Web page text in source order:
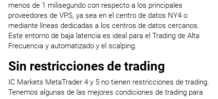
menos de 1 milisegundo con respecto a los principales
proveedores de VPS, ya sea en el centro de datos NY4 o
mediante líneas dedicadas a los centros de datos cercanos.
Este entorno de baja latencia es ideal para el Trading de Alta
Frecuencia y automatizado y el scalping.
Sin restricciones de trading
IC Markets MetaTrader 4 y 5 no tienen restricciones de trading.
Tenemos algunas de las mejores condiciones de trading para